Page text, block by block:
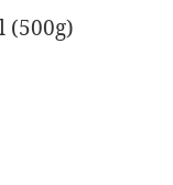
(500g)